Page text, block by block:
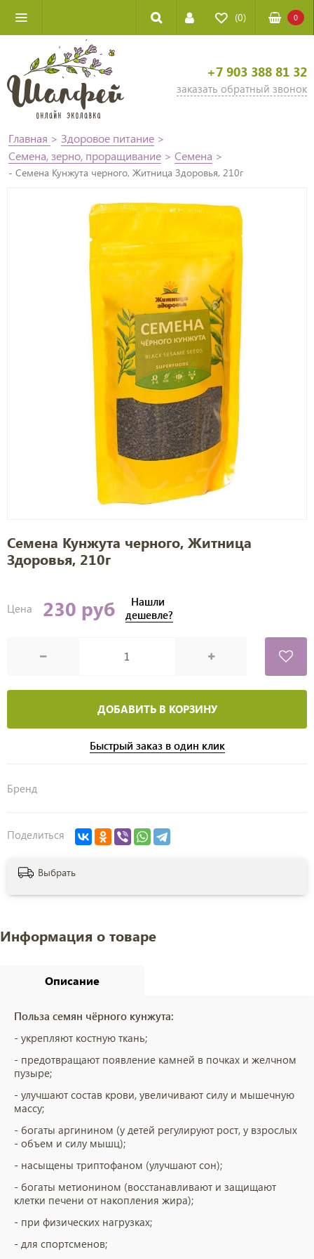
(0) 0
+7 903 388 81 32
заказать обратный звонок
Главная > Здоровое питание >
Семена, зерно, проращивание > Семена >
- Семена Кунжута черного, Житница Здоровья, 210г
Семена Кунжута черного, Житница
Здоровья, 210г
Цена 230 руб
Нашли
дешевле?
ДОБАВИТЬ В КОРЗИНУ
Быстрый заказ в один клик
Бренд
Поделиться
Выбрать
Информация о товаре
Описание
Польза семян чёрного кунжута:
- укрепляют костную ткань;
- предотвращают появление камней в почках и желчном
пузыре;
- улучшают состав крови, увеличивают силу и мышечную
массу;
- богаты аргинином (у детей регулируют рост, у взрослых
- объем и силу мышц);
- насыщены триптофаном (улучшают сон);
- богаты метионином (восстанавливают и защищают
клетки печени от накопления жира);
- при физических нагрузках;
- для спортсменов;